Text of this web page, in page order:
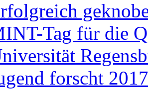
Tag für die
forscht